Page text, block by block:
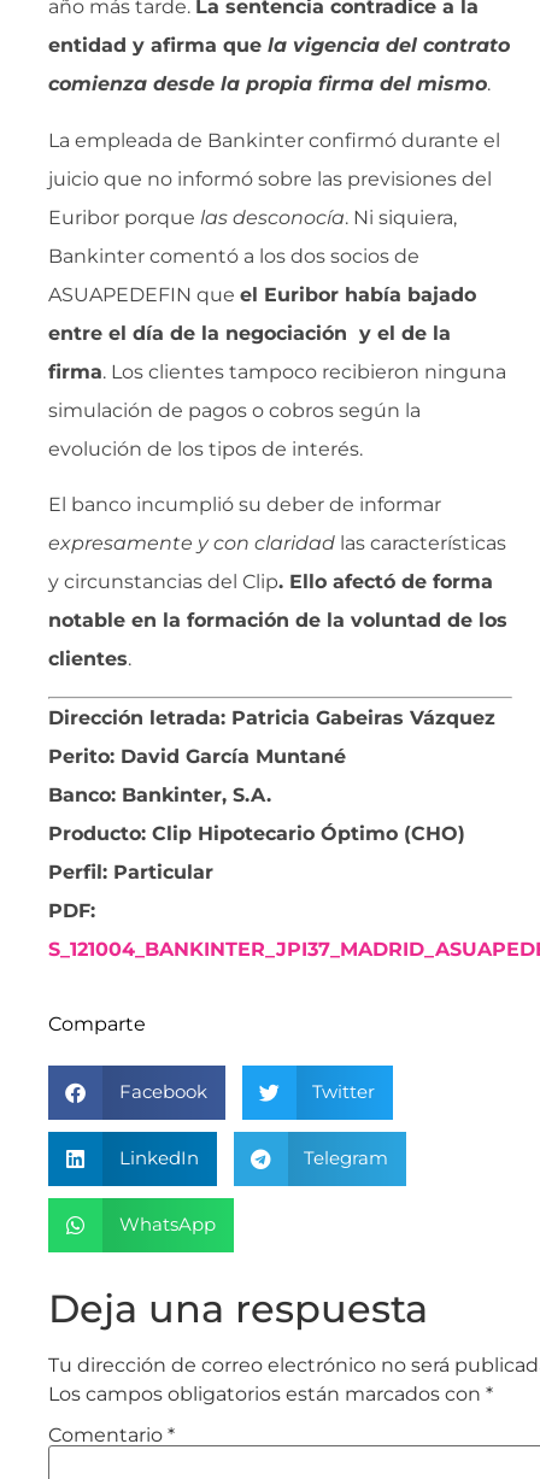
año más tarde. La sentencia contradice a la
entidad y afirma que  la vigencia del contrato
comienza desde la propia firma del mismo.
La empleada de Bankinter confirmó durante el
juicio que no informó sobre las previsiones del
Euribor porque  las desconocía. Ni siquiera,
Bankinter comentó a los dos socios de
ASUAPEDEFIN que el Euribor había bajado
entre el día de la negociación y el de la
firma. Los clientes tampoco recibieron ninguna
simulación de pagos o cobros según la
evolución de los tipos de interés.
El banco incumplió su deber de informar
expresamente y con claridad  las características
y circunstancias del Clip. Ello afectó de forma
notable en la formación de la voluntad de los
clientes.
Dirección letrada: Patricia Gabeiras Vázquez
Perito: David García Muntané
Banco: Bankinter, S.A.
Producto: Clip Hipotecario Óptimo (CHO)
Perfil: Particular
PDF:
Comparte
Facebook Twitter
LinkedIn Telegram
WhatsApp
Deja una respuesta
Tu dirección de correo electrónico no será
Los campos obligatorios están marcados con *
Comentario *